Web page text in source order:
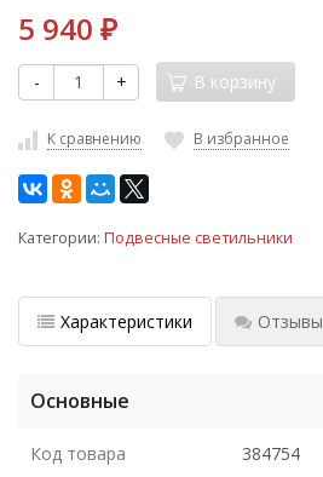
5 940 ₽
- + В корзину
К сравнению В избранное
Категории: Подвесные светильники
Характеристики Отзывы
Основные
Код товара 384754